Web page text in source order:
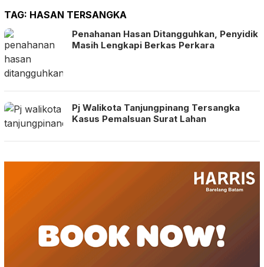
TAG: HASAN TERSANGKA
Penahanan Hasan Ditangguhkan, Penyidik
Masih Lengkapi Berkas Perkara
Pj Walikota Tanjungpinang Tersangka
Kasus Pemalsuan Surat Lahan